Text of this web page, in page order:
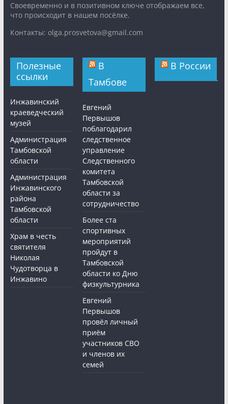
Cвоевременно и в позитивном ключе отображаем все,
что происходит в нашем посёлке.
Контакты: olga.prosvetova@gmail.com
Полезные
ссылки
Инжавинский
краеведческий
музей
Администрация
Тамбовской
области
Администрация
Инжавинского
района
Тамбовской
области
Храм в честь
святителя
Николая
Чудотворца в
Инжавино
В
Тамбове
Евгений
Первышов
поблагодарил
следственное
управление
Следственного
комитета
Тамбовской
области за
сотрудничество
Более ста
спортивных
мероприятий
пройдут в
Тамбовской
области ко Дню
физкультурника
Евгений
Первышов
провёл личный
приём
участников СВО
и членов их
семей
В России